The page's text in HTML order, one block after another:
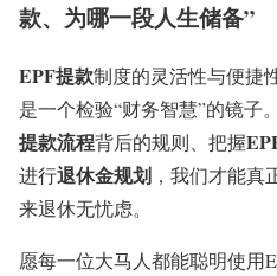
款、为哪一段人生储备”
EPF提款制度的灵活性与便捷
是一个检验“财务智慧”的镜子
提款流程背后的规则、把握
进行退休金规划 ，我们才能
来退休无忧虑。
愿每一位大马人都能聪明使用